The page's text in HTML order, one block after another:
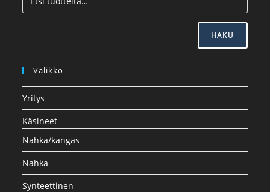
HAKU
Valikko
Yritys
Käsineet
Nahka/kangas
Nahka
Synteettinen